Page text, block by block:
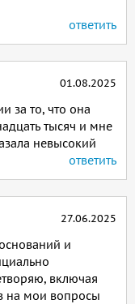
ответить
01.08.2025
за то, что она
тысяч и мне
невысокий
ответить
27.06.2025
и
включая
на мои вопросы